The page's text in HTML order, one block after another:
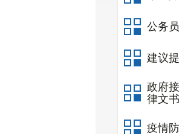
公务
建议
政府
律文
疫情